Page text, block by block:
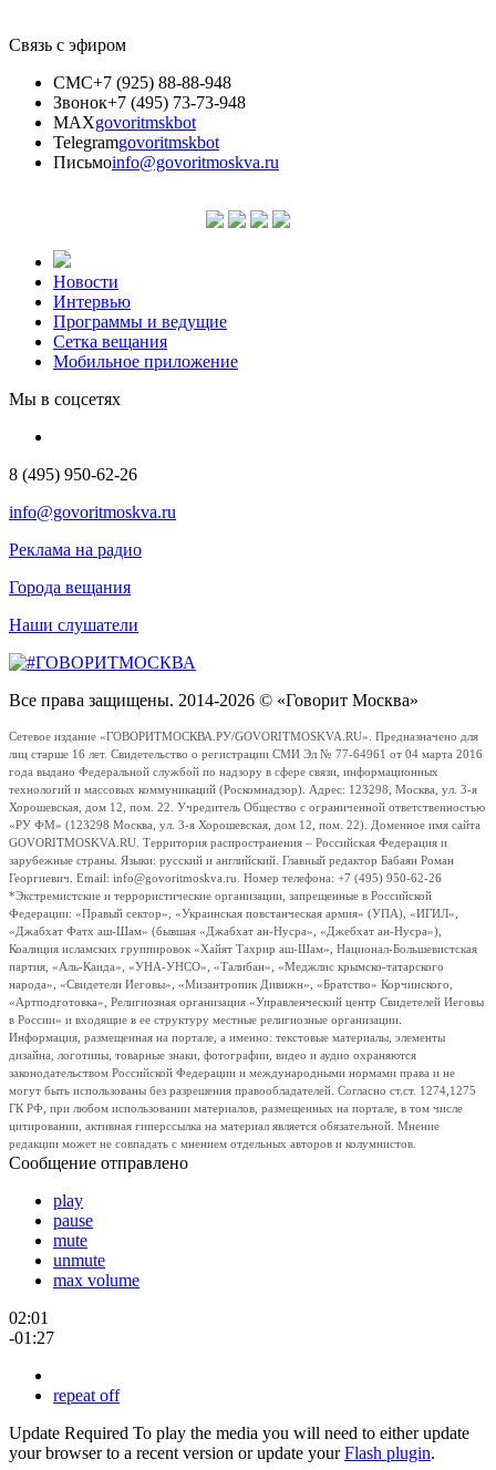
Связь с эфиром
СМС+7 (925) 88-88-948
Звонок+7 (495) 73-73-948
MAXgovoritmskbot
Telegramgovoritmskbot
Письмоinfo@govoritmoskva.ru
Новости
Интервью
Программы и ведущие
Сетка вещания
Мобильное приложение
Мы в соцсетях
8 (495) 950-62-26
info@govoritmoskva.ru
Реклама на радио
Города вещания
Наши слушатели
Все права защищены. 2014-2026 © «Говорит Москва»
Сетевое издание «ГОВОРИТМОСКВА.РУ/GOVORITMOSKVA.RU». Предназначено для
лиц старше 16 лет. Свидетельство о регистрации СМИ Эл № 77-64961 от 04 марта 2016
года выдано Федеральной службой по надзору в сфере связи, информационных
технологий и массовых коммуникаций (Роскомнадзор). Адрес: 123298, Москва, ул. 3-я
Хорошевская, дом 12, пом. 22. Учредитель Общество с ограниченной ответственностью
«РУ ФМ» (123298 Москва, ул. 3-я Хорошевская, дом 12, пом. 22). Доменное имя сайта
GOVORITMOSKVA.RU. Территория распространения – Российская Федерация и
зарубежные страны. Языки: русский и английский. Главный редактор Бабаян Роман
Георгиевич. Email: info@govoritmoskva.ru. Номер телефона: +7 (495) 950-62-26
*Экстремистские и террористические организации, запрещенные в Российской
Федерации: «Правый сектор», «Украинская повстанческая армия» (УПА), «ИГИЛ»,
«Джабхат Фатх аш-Шам» (бывшая «Джабхат ан-Нусра», «Джебхат ан-Нусра»),
Коалиция исламских группировок «Хайят Тахрир аш-Шам», Национал-Большевистская
партия, «Аль-Каида», «УНА-УНСО», «Талибан», «Меджлис крымско-татарского
народа», «Свидетели Иеговы», «Мизантропик Дивижн», «Братство» Корчинского,
«Артподготовка», Религиозная организация «Управленческий центр Свидетелей Иеговы
в России» и входящие в ее структуру местные религиозные организации.
Информация, размещенная на портале, а именно: текстовые материалы, элементы
дизайна, логотипы, товарные знаки, фотографии, видео и аудио охраняются
законодательством Российской Федерации и международными нормами права и не
могут быть использованы без разрешения правообладателей. Согласно ст.ст. 1274,1275
ГК РФ, при любом использовании материалов, размещенных на портале, в том числе
цитировании, активная гиперссылка на материал является обязательной. Мнение
редакции может не совпадать с мнением отдельных авторов и колумнистов.
Сообщение отправлено
play
pause
mute
unmute
max volume
02:01
-01:27
repeat off
Update Required To play the media you will need to either update
your browser to a recent version or update yourFlash plugin.